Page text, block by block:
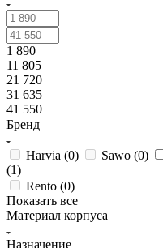
1 890
11 805
21 720
31 635
41 550
Бренд
Harvia (0) Sawo (0)
(1)
Rento (0)
Показать все
Материал корпуса
Назначение